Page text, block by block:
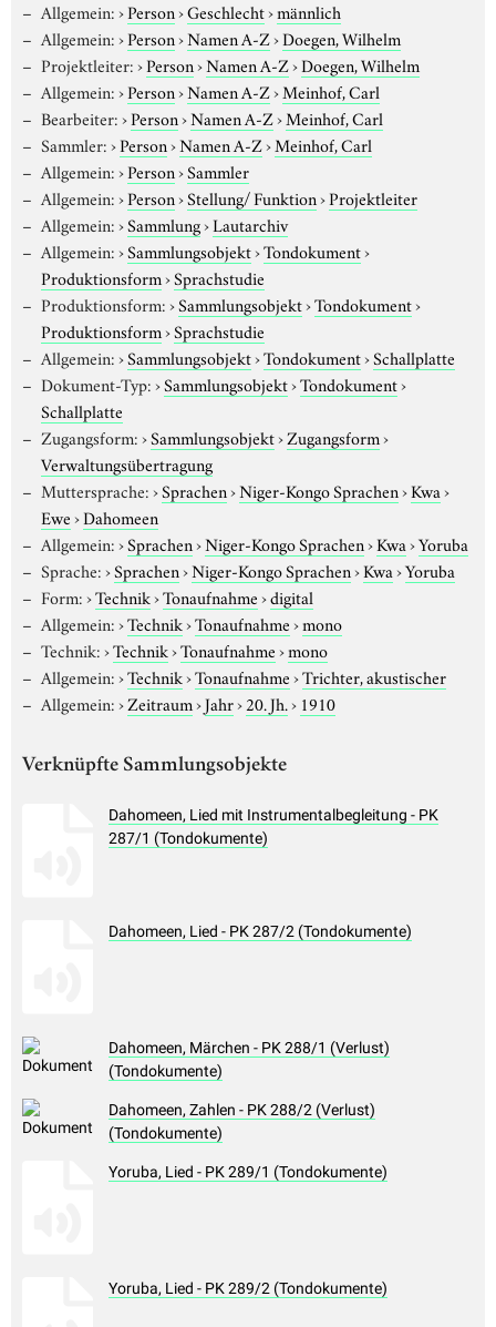
Allgemein:›Person›Geschlecht›männlich
Allgemein:›Person›Namen A-Z›Doegen, Wilhelm
Projektleiter:›Person›Namen A-Z›Doegen, Wilhelm
Allgemein:›Person›Namen A-Z›Meinhof, Carl
Bearbeiter:›Person›Namen A-Z›Meinhof, Carl
Sammler:›Person›Namen A-Z›Meinhof, Carl
Allgemein:›Person›Sammler
Allgemein:›Person›Stellung/ Funktion›Projektleiter
Allgemein:›Sammlung›Lautarchiv
Allgemein:›Sammlungsobjekt›Tondokument›
Produktionsform›Sprachstudie
Produktionsform:›Sammlungsobjekt›Tondokument›
Produktionsform›Sprachstudie
Allgemein:›Sammlungsobjekt›Tondokument›Schallplatte
Dokument-Typ:›Sammlungsobjekt›Tondokument›
Schallplatte
Zugangsform:›Sammlungsobjekt›Zugangsform›
Verwaltungsübertragung
Muttersprache:›Sprachen›Niger-Kongo Sprachen›Kwa›
Ewe›Dahomeen
Allgemein:›Sprachen›Niger-Kongo Sprachen›Kwa›Yoruba
Sprache:›Sprachen›Niger-Kongo Sprachen›Kwa›Yoruba
Form:›Technik›Tonaufnahme›digital
Allgemein:›Technik›Tonaufnahme›mono
Technik:›Technik›Tonaufnahme›mono
Allgemein:›Technik›Tonaufnahme›Trichter, akustischer
Allgemein:›Zeitraum›Jahr›20. Jh.› 1910
Verknüpfte Sammlungsobjekte
Dahomeen, Lied mit Instrumentalbegleitung - PK
287/1 (Tondokumente)
Dahomeen, Lied - PK 287/2 (Tondokumente)
Dahomeen, Märchen - PK 288/1 (Verlust)
(Tondokumente)
Dahomeen, Zahlen - PK 288/2 (Verlust)
(Tondokumente)
Yoruba, Lied - PK 289/1 (Tondokumente)
Yoruba, Lied - PK 289/2 (Tondokumente)